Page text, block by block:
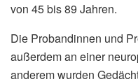
von 45 bis 89 Jahren.
Die Probandinnen und
außerdem an einer
anderem wurden